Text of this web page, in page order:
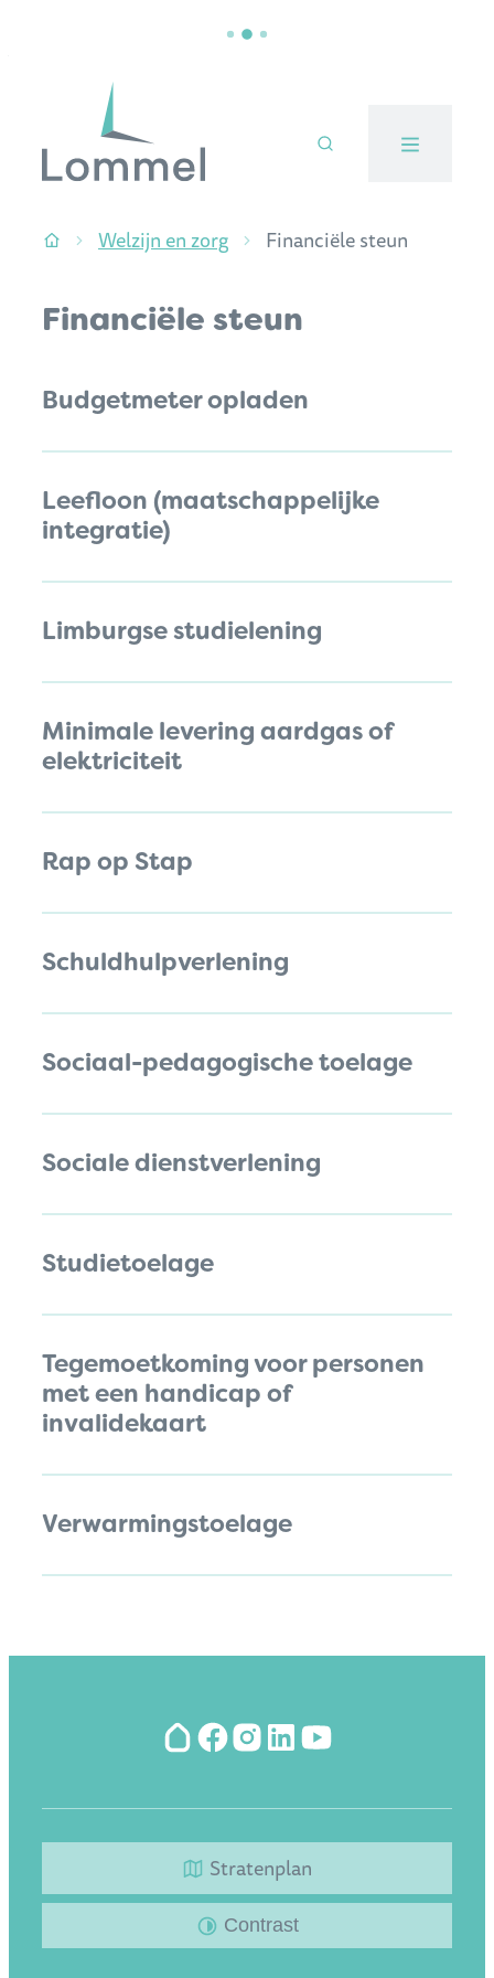
Naar inhoud
Stad Lommel
StartpaginaWelzijn en zorg Financiële steun
Financiële steun
Budgetmeter opladen
Leefloon (maatschappelijke
integratie)
Limburgse studielening
Minimale levering aardgas of
elektriciteit
Rap op Stap
Schuldhulpverlening
Sociaal-pedagogische toelage
Sociale dienstverlening
Studietoelage
Tegemoetkoming voor personen
met een handicap of
invalidekaart
Verwarmingstoelage
HoplrFacebook
Instagram
LinkedIn
YouTube
Stratenplan
Contrast